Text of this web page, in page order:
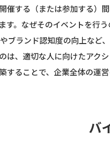
催する（または参加する）
す。なぜそのイベントを行
ブランド認知度の向上など
は、適切な人に向けたアク
することで、企業全体の運
バ